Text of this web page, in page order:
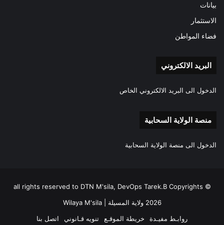
بيانات
الاستثمار
فضاء المواطن
البريد الالكتروني
الدخول الى البريد الالكتروني الخاص
منصة الولاية السحابية
الدخول الى منصة الولاية السحابية
all rights reserved to DTN M'sila, DevOps Tarek.B Copyrights ©
2026 ولاية المسيلة | Wilaya M'sila
روابـط مفيـدة
خريطة الموقـع تنويه قـانوني اتصل بنا